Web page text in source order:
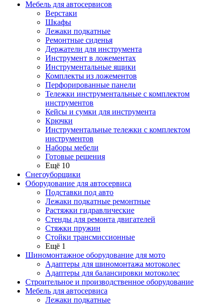
Мебель для автосервисов
Верстаки
Шкафы
Лежаки подкатные
Ремонтные сиденья
Держатели для инструмента
Инструмент в ложементах
Инструментальные ящики
Комплекты из ложементов
Перфорированные панели
Тележки инструментальные с комплектом
инструментов
Кейсы и сумки для инструмента
Крючки
Инструментальные тележки с комплектом
инструментов
Наборы мебели
Готовые решения
Ещё 10
Снегоуборщики
Оборудование для автосервиса
Подставки под авто
Лежаки подкатные ремонтные
Растяжки гидравлические
Стенды для ремонта двигателей
Стяжки пружин
Стойки трансмиссионные
Ещё 1
Шиномонтажное оборудование для мото
Адаптеры для шиномонтажа мотоколес
Адаптеры для балансировки мотоколес
Строительное и производственное оборудование
Мебель для автосервиса
Лежаки подкатные